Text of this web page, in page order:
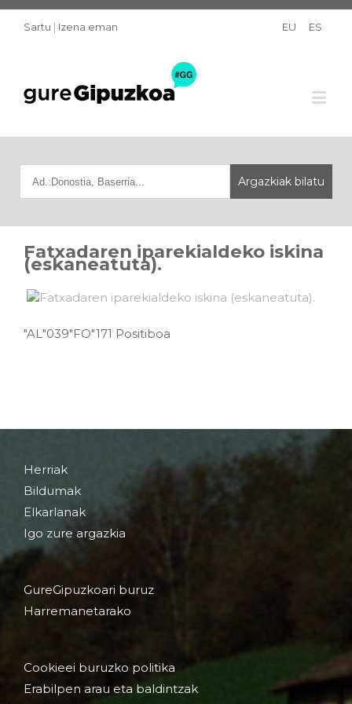
Sartu | Izena eman EU ES
Fatxadaren iparekialdeko iskina
(eskaneatuta).
"AL"039"FO"171 Positiboa
Herriak
Bildumak
Elkarlanak
Igo zure argazkia
GureGipuzkoari buruz
Harremanetarako
Cookieei buruzko politika
Erabilpen arau eta baldintzak